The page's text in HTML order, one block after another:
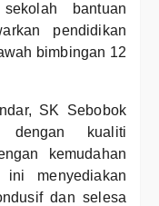
bantuan
pendidikan
bimbingan 12
SK Sebobok
dengan kualiti
kemudahan
menyediakan
dan selesa